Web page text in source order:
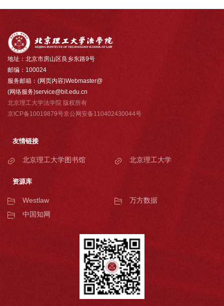
地址：北京市房山区良乡东路9号
邮编：100024
服务邮箱：(网页内容)Webmaster@
(网络服务)service@bit.edu.cn
北京理工大学法学院 版权所有
京ICP备10019879号京公网安备110402430044号
友情链接
北京理工大学图书馆 北京理工大学
资源库
Westlaw
万方数据
中国知网